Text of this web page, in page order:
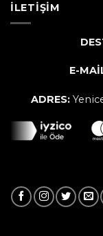
İLETIŞIM
E-
ADRES: